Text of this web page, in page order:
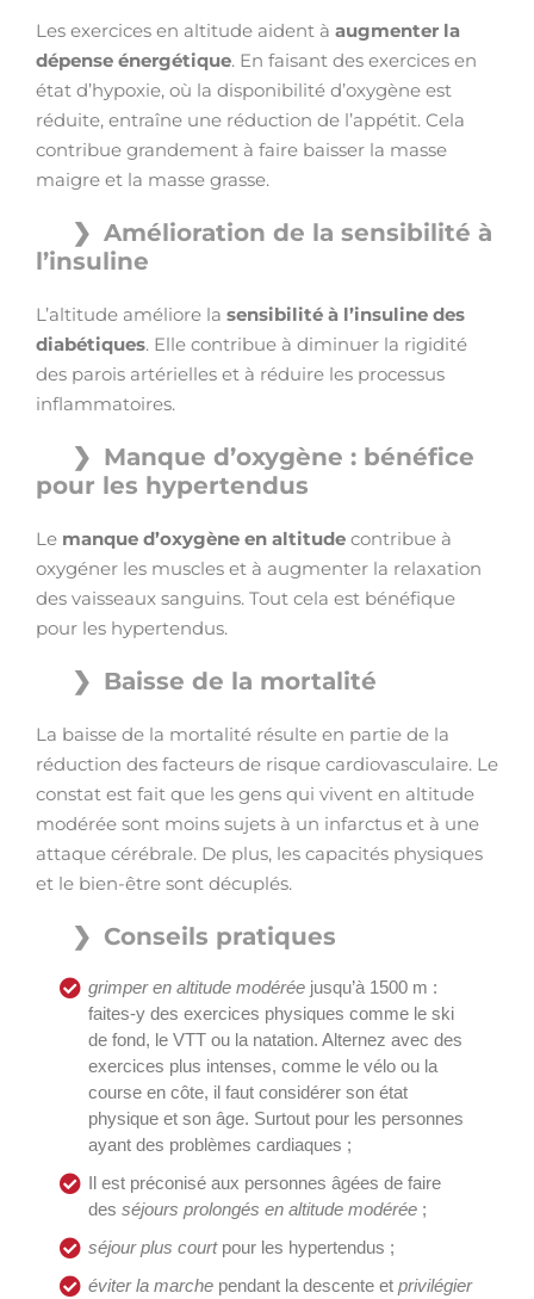
Les exercices en altitude aident à augmenter la
dépense énergétique. En faisant des exercices en
état d’hypoxie, où la disponibilité d’oxygène est
réduite, entraîne une réduction de l’appétit. Cela
contribue grandement à faire baisser la masse
maigre et la masse grasse.
Amélioration de la sensibilité à
l’insuline
L’altitude améliore la sensibilité à l’insuline des
diabétiques. Elle contribue à diminuer la rigidité
des parois artérielles et à réduire les processus
inflammatoires.
Manque d’oxygène : bénéfice
pour les hypertendus
Le manque d’oxygène en altitude contribue à
oxygéner les muscles et à augmenter la relaxation
des vaisseaux sanguins. Tout cela est bénéfique
pour les hypertendus.
Baisse de la mortalité
La baisse de la mortalité résulte en partie de la
réduction des facteurs de risque cardiovasculaire. Le
constat est fait que les gens qui vivent en altitude
modérée sont moins sujets à un infarctus et à une
attaque cérébrale. De plus, les capacités physiques
et le bien-être sont décuplés.
Conseils pratiques
grimper en altitude modérée jusqu’à 1500 m :
faites-y des exercices physiques comme le ski
de fond, le VTT ou la natation. Alternez avec des
exercices plus intenses, comme le vélo ou la
course en côte, il faut considérer son état
physique et son âge. Surtout pour les personnes
ayant des problèmes cardiaques ;
Il est préconisé aux personnes âgées de faire
des séjours prolongés en altitude modérée ;
séjour plus courtpour les hypertendus ;
éviter la marche pendant la descente et privilégier